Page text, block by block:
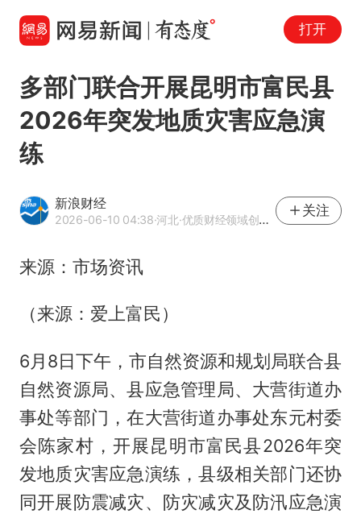
打开
多部门联合开展昆明市富民县
2026年突发地质灾害应急演
练
新浪财经
2026-06-10 04:38·河北·优质财经领域创作者
关注
来源：市场资讯
（来源：爱上富民）
6月8日下午，市自然资源和规划局联合县
自然资源局、县应急管理局、大营街道办
事处等部门，在大营街道办事处东元村委
会陈家村，开展昆明市富民县2026年突
发地质灾害应急演练，县级相关部门还协
同开展防震减灾、防灾减灾及防汛应急演